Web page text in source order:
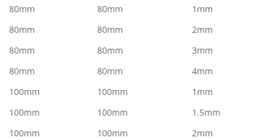
80mm
80mm
1mm
80mm
80mm
2mm
80mm
80mm
3mm
80mm
80mm
4mm
100mm
100mm
1mm
100mm
100mm
1.5mm
100mm
100mm
2mm